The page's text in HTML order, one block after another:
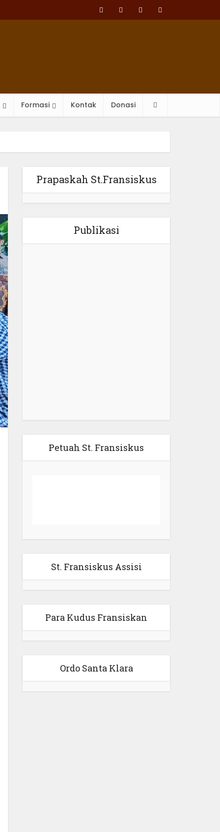
Formasi Kontak Donasi
Prapaskah St.Fransiskus
Publikasi
Petuah St. Fransiskus
St. Fransiskus Assisi
Para Kudus Fransiskan
Ordo Santa Klara